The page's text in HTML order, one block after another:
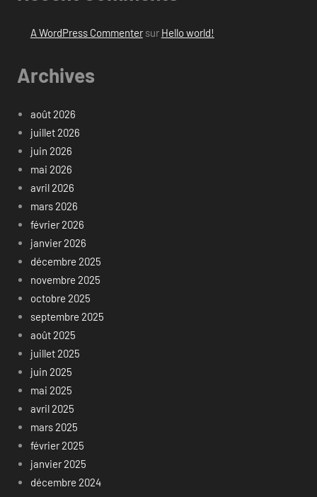
A WordPress Commentersur Hello world!
Archives
août 2026
juillet 2026
juin 2026
mai 2026
avril 2026
mars 2026
février 2026
janvier 2026
décembre 2025
novembre 2025
octobre 2025
septembre 2025
août 2025
juillet 2025
juin 2025
mai 2025
avril 2025
mars 2025
février 2025
janvier 2025
décembre 2024